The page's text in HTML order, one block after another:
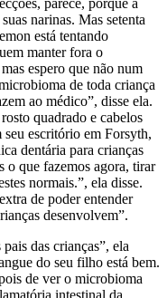
narinas. Mas setenta
está tentando
manter fora o
espero que não num
de toda criança
ao médico”, disse ela.
quadrado e cabelos
seu escritório em Forsyth,
dentária para crianças
o que fazemos agora, tirar
normais.”, ela disse.
de poder entender
desenvolvem”.
das crianças”, ela
do seu filho está bem.
de ver o microbioma
intestinal da